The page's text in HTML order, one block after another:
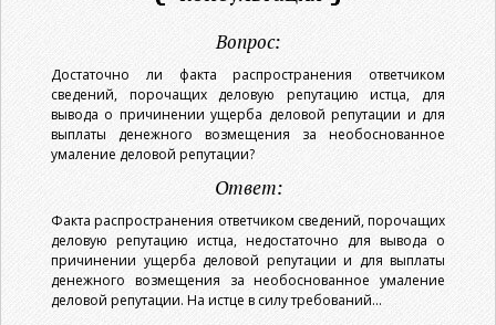
Вопрос:
Достаточно ли факта распространения ответчиком
сведений, порочащих деловую репутацию истца, для
вывода о причинении ущерба деловой репутации и для
выплаты денежного возмещения за необоснованное
умаление деловой репутации?
Ответ:
Факта распространения ответчиком сведений, порочащих
деловую репутацию истца, недостаточно для вывода о
причинении ущерба деловой репутации и для выплаты
денежного возмещения за необоснованное умаление
деловой репутации. На истце в силу требований...